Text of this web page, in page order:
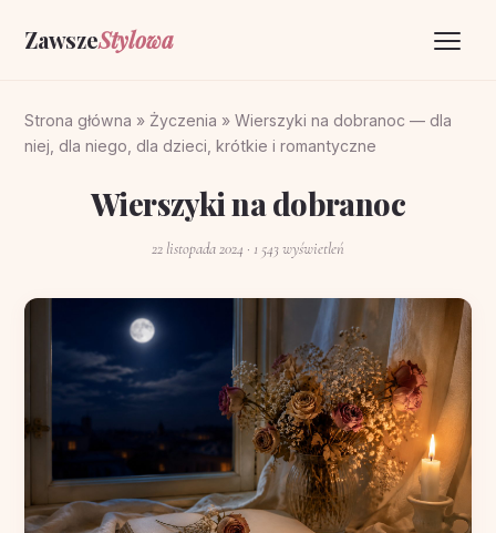
ZawszeStylowa
Życzenia
O portalu
Strona główna » Życzenia » Wierszyki na dobranoc — dla
niej, dla niego, dla dzieci, krótkie i romantyczne
Wierszyki na dobranoc
22 listopada 2024 · 1 543 wyświetleń